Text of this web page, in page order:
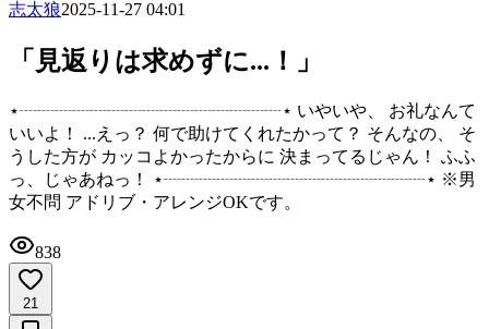
志太狼2025-11-27 04:01
「見返りは求めずに...！」
⋆┈┈┈┈┈┈┈┈┈┈┈┈┈┈┈⋆ いやいや、 お礼なんて
いいよ！ ...えっ？ 何で助けてくれたかって？ そんなの、 そ
うした方が カッコよかったからに 決まってるじゃん！ ふふ
っ、じゃあねっ！ ⋆┈┈┈┈┈┈┈┈┈┈┈┈┈┈┈⋆ ※男
女不問 アドリブ・アレンジOKです。
838
21